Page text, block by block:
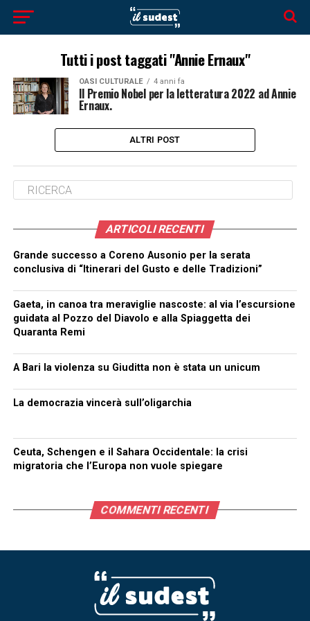
Tutti i post taggati "Annie Ernaux"
OASI CULTURALE 4 anni fa
Il Premio Nobel per la letteratura 2022 ad Annie
Ernaux.
ALTRI POST
ARTICOLI RECENTI
Grande successo a Coreno Ausonio per la serata
conclusiva di “Itinerari del Gusto e delle Tradizioni”
Gaeta, in canoa tra meraviglie nascoste: al via l’escursione
guidata al Pozzo del Diavolo e alla Spiaggetta dei
Quaranta Remi
A Bari la violenza su Giuditta non è stata un unicum
La democrazia vincerà sull’oligarchia
Ceuta, Schengen e il Sahara Occidentale: la crisi
migratoria che l’Europa non vuole spiegare
COMMENTI RECENTI